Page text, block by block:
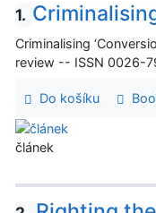
1.
Criminalising
review -- ISSN 0026-
Do košíku
článek